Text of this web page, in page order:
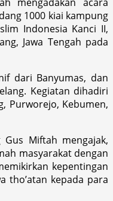
1000 kiai kampung
Indonesia Kanci II,
Jawa Tengah pada
dari Banyumas, dan
Kegiatan dihadiri
Purworejo, Kebumen,
Miftah mengajak,
masyarakat dengan
kepentingan
tho’atan kepada para